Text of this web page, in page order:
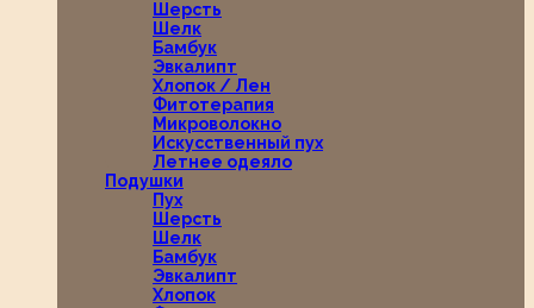
Шерсть
Шелк
Бамбук
Эвкалипт
Хлопок / Лен
Фитотерапия
Микроволокно
Искусственный пух
Летнее одеяло
Подушки
Пух
Шерсть
Шелк
Бамбук
Эвкалипт
Хлопок